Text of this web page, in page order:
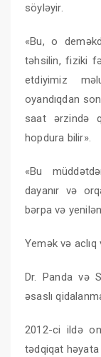
söyləyir.
«Bu, o
təhsilin, fiziki
etdiyimiz
oyandıqdan
saat ərzində
hopdura bilir».
«Bu
dayanır və
bərpa və
Yemək və aclıq
Dr. Panda və
əsaslı
2012-ci ildə
tədqiqat həyata